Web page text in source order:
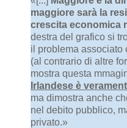
maggiore sarà la
crescita economica
destra del grafico si
il problema associato
(al contrario di altre
mostra questa
Irlandese è
ma dimostra anche
nel debito pubblico,
privato.»